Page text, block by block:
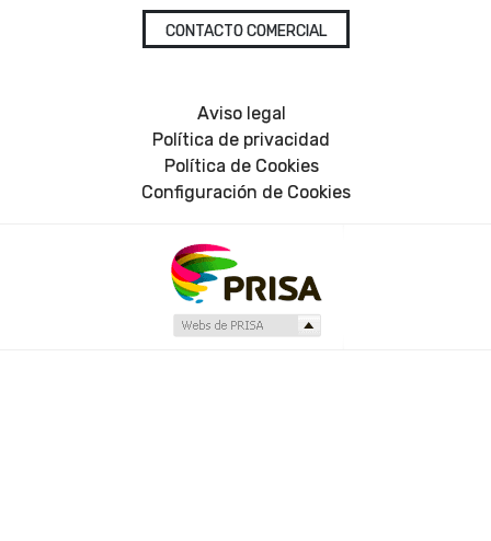
CONTACTO COMERCIAL
Aviso legal
Política de privacidad
Política de Cookies
Configuración de Cookies